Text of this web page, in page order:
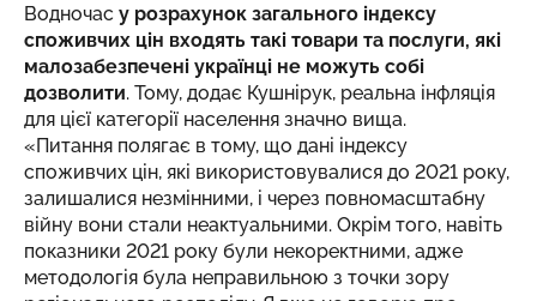
Водночас у розрахунок загального індексу
споживчих цін входять такі товари та послуги, які
малозабезпечені українці не можуть собі
дозволити. Тому, додає Кушнірук, реальна інфляція
для цієї категорії населення значно вища.
«Питання полягає в тому, що дані індексу
споживчих цін, які використовувалися до 2021 року,
залишалися незмінними, і через повномасштабну
війну вони стали неактуальними. Окрім того, навіть
показники 2021 року були некоректними, адже
методологія була неправильною з точки зору